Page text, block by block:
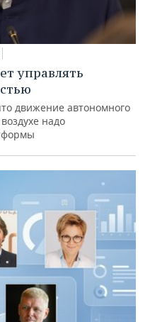
управлять
движение автономного
надо